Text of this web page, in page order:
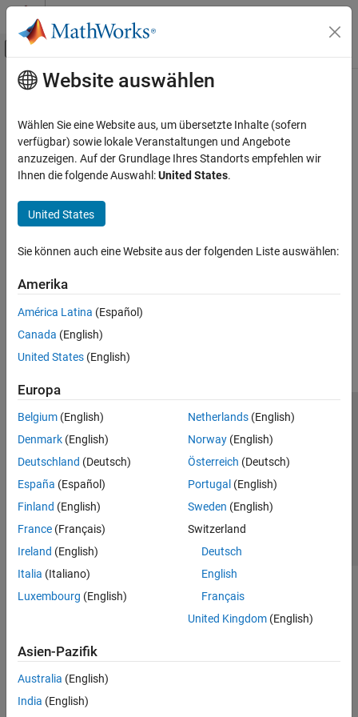
Weiter zum Inhalt
Umschaltung für Off-Canvas-
Startseite der Dokumentation
Hauptinhalt
How useful was this information?
Website auswählen
Wählen Sie eine Website aus, um übersetzte Inhalte (sofern
verfügbar) sowie lokale Veranstaltungen und Angebote
anzuzeigen. Auf der Grundlage Ihres Standorts empfehlen wir
Ihnen die folgende Auswahl:United States.
United States
Sie können auch eine Website aus der folgenden Liste auswählen:
Amerika
América Latina (Español)
Canada (English)
United States (English)
Europa
Belgium (English)
Denmark (English)
Deutschland (Deutsch)
España (Español)
Finland (English)
France (Français)
Ireland (English)
Italia (Italiano)
Luxembourg (English)
Netherlands(English)
Norway(English)
Österreich (Deutsch)
Portugal (English)
Sweden (English)
Switzerland
Deutsch
English
Français
United Kingdom(English)
Asien-Pazifik
Australia (English)
India (English)
Trust Center
Datenschutz-Richtlinien
Datendiebstahl verhindern
Status von Anwendungen
© 1994-2026 The MathWorks, Inc.
Website auswählen
Deutschland